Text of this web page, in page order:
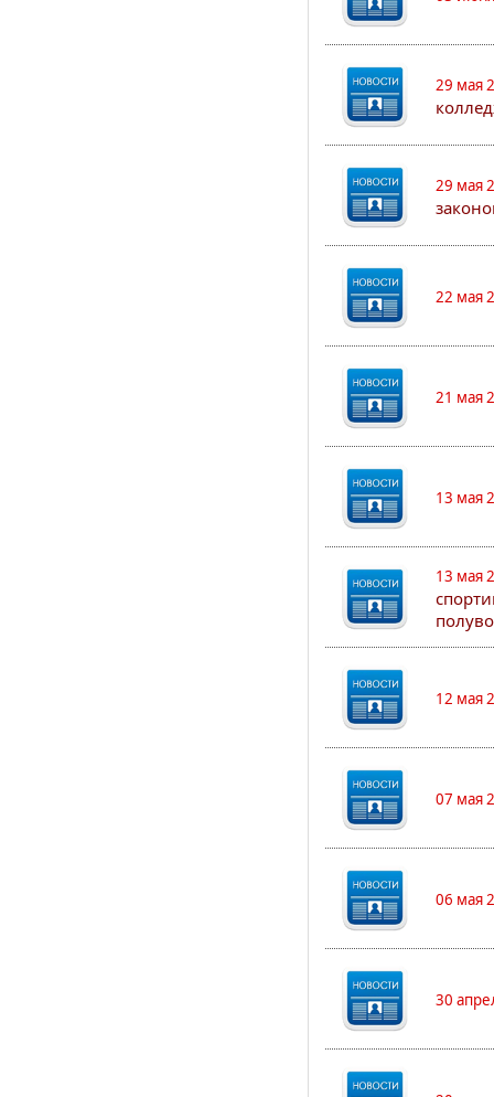
29 мая
29 мая
22 мая
21 мая
13 мая
13 мая
12 мая
07 мая
06 мая
30